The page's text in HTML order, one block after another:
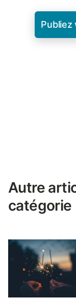
Publiez
Autre
catégorie